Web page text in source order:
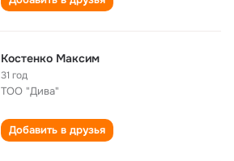
Костенко Максим
31 год
ТОО "Дива"
Добавить в друзья